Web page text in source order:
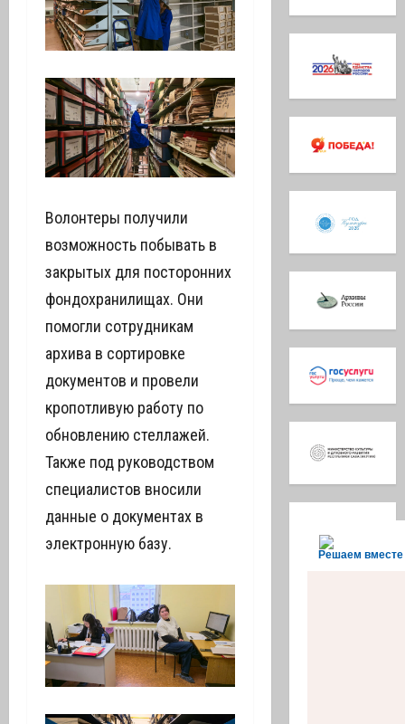
Волонтеры получили
возможность побывать в
закрытых для посторонних
фондохранилищах. Они
помогли сотрудникам
архива в сортировке
документов и провели
кропотливую работу по
обновлению стеллажей.
Также под руководством
специалистов вносили
данные о документах в
электронную базу.
Решаем вместе